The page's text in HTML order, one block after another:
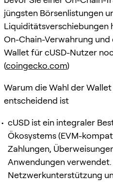
jüngsten Börsenlistungen
Liquiditätsverschiebungen
On-Chain-Verwahrung
Wallet für cUSD-Nutzer
(coingecko.com)
Warum die Wahl der
entscheidend ist
cUSD ist ein integraler
Ökosystems (EVM-
Zahlungen,
Anwendungen
Netzwerkunterstützung